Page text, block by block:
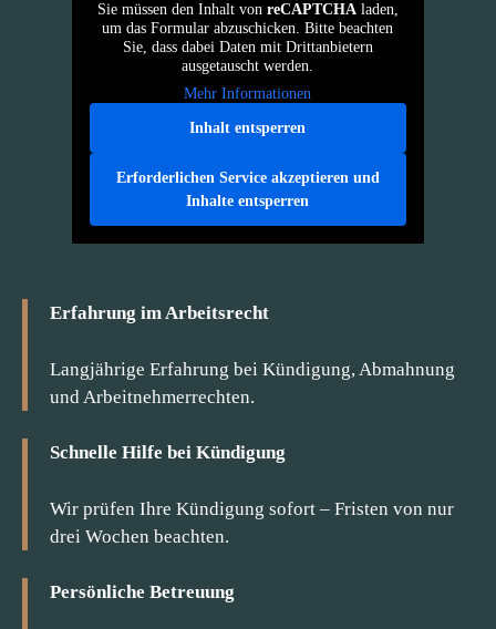
Sie müssen den Inhalt von reCAPTCHAladen,
um das Formular abzuschicken. Bitte beachten
Sie, dass dabei Daten mit Drittanbietern
ausgetauscht werden.
Mehr Informationen
Inhalt entsperren
Erforderlichen Service akzeptieren und
Inhalte entsperren
Erfahrung im Arbeitsrecht
Langjährige Erfahrung bei Kündigung, Abmahnung
und Arbeitnehmerrechten.
Schnelle Hilfe bei Kündigung
Wir prüfen Ihre Kündigung sofort – Fristen von nur
drei Wochen beachten.
Persönliche Betreuung